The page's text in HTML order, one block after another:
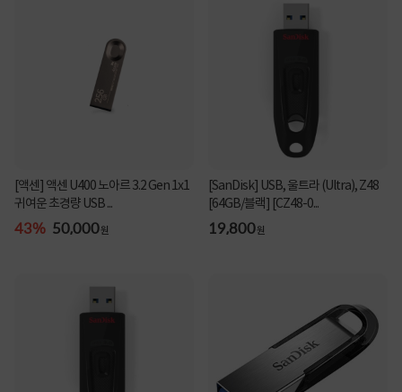
[액센] 액센 U400 노아르 3.2 Gen 1x1
귀여운 초경량 USB ...
43% 50,000원
[SanDisk] USB, 울트라 (Ultra), Z48
[64GB/블랙] [CZ48-0...
19,800원